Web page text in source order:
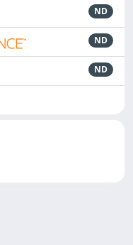
ND
ND
ND